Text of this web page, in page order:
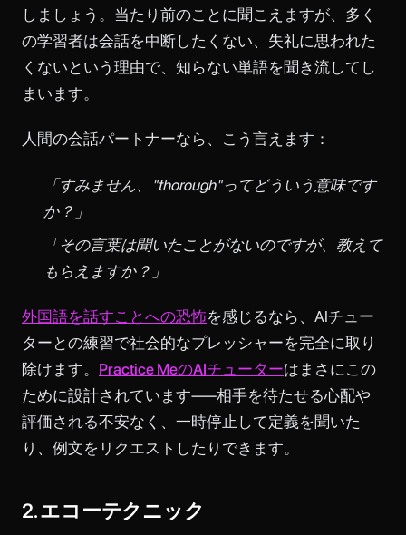
しましょう。当たり前のことに聞こえますが、多く
の学習者は会話を中断したくない、失礼に思われた
くないという理由で、知らない単語を聞き流してし
まいます。
人間の会話パートナーなら、こう言えます：
「すみません、"thorough"ってどういう意味です
か？」
「その言葉は聞いたことがないのですが、教えて
もらえますか？」
外国語を話すことへの恐怖を感じるなら、AIチュー
ターとの練習で社会的なプレッシャーを完全に取り
除けます。 Practice MeのAIチューターはまさにこの
ために設計されています——相手を待たせる心配や
評価される不安なく、一時停止して定義を聞いた
り、例文をリクエストしたりできます。
2. エコーテクニック